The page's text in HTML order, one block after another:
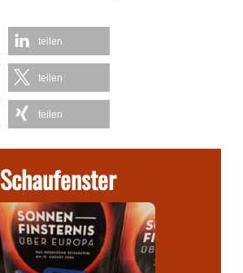
teilen
teilen
teilen
Schaufenster